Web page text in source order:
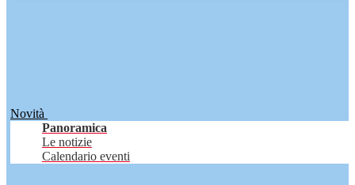
Novità
Panoramica
Le notizie
Calendario eventi